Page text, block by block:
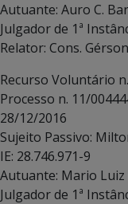
Autuante: Auro C.
Julgador de 1ª
Relator: Cons.
Recurso Voluntário
Processo n. 11/
28/12/2016
Sujeito Passivo:
IE: 28.746.971-9
Autuante: Mario Luiz
Julgador de 1ª